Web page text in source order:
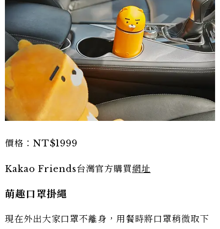
價格：NT$1999
Kakao Friends台灣官方購買網址
萌趣口罩掛繩
現在外出大家口罩不離身，用餐時將口罩稍微取下